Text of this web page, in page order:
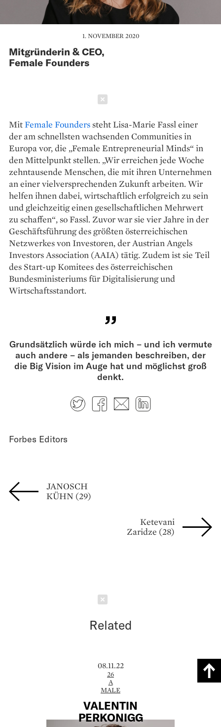
1. NOVEMBER 2020
Mitgründerin & CEO,
Female Founders
MitFemale Founderssteht Lisa-Marie Fassl einer
der am schnellsten wachsenden Communities in
Europa vor, die „Female Entrepreneurial Minds“ in
den Mittelpunkt stellen. „Wir erreichen jede Woche
zehntausende Menschen, die mit ihren Unternehmen
an einer vielversprechenden Zukunft arbeiten. Wir
helfen ihnen dabei, wirtschaftlich erfolgreich zu sein
und gleichzeitig einen gesellschaftlichen Mehrwert
zu schaffen“, so Fassl. Zuvor war sie vier Jahre in der
Geschäftsführung des größten österreichischen
Netzwerkes von Investoren, der Austrian Angels
Investors Association (AAIA) tätig. Zudem ist sie Teil
des Start-up Komitees des österreichischen
Bundesministeriums für Digitalisierung und
Wirtschaftsstandort.
Grundsätzlich würde ich mich – und ich vermute
auch andere – als jemanden beschreiben, der
die Big Vision im Auge hat und möglichst groß
denkt.
TwitterFacebook
E-mail
Forbes Editors
JANOSCH
KÜHN (29)
Ketevani
Zaridze (28)
Related
08.11.22
26
A
MALE
VALENTIN
PERKONIGG